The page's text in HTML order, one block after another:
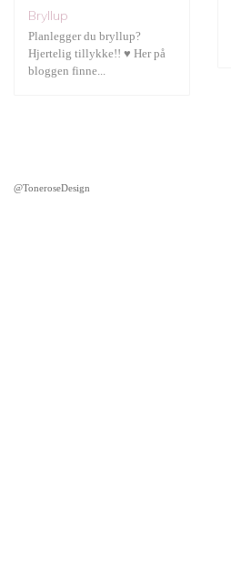
Bryllup
Planlegger du bryllup?
Hjertelig tillykke!! ♥ Her på
bloggen finne...
@ToneroseDesign